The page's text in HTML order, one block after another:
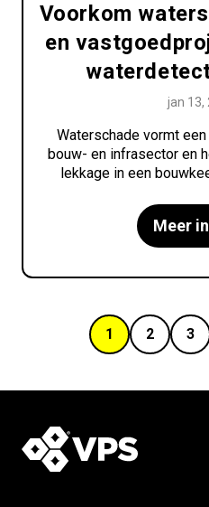
Voorkom
en
jan 13,
Waterschade vormt
bouw- en infrasector en
lekkage in een
Meer
1 2 3